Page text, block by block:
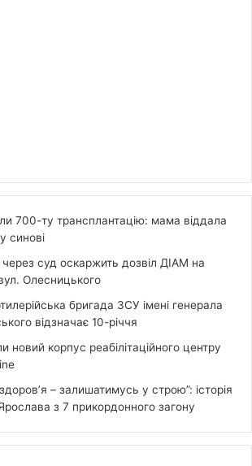
700-ту трансплантацію: мама віддала
синові
через суд оскаржить дозвіл ДІАМ на
Олесницького
бригада ЗСУ імені генерала
відзначає 10-річчя
новий корпус реабілітаційного центру
– залишатимусь у строю”: історія
з 7 прикордонного загону